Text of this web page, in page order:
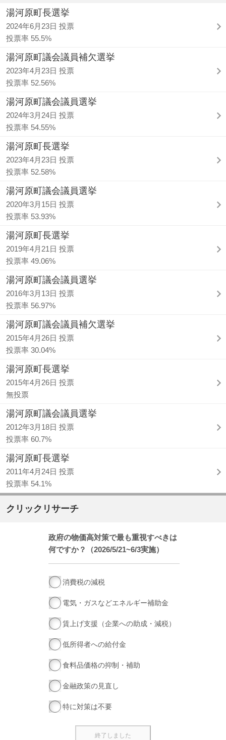
湯河原町長選挙
2024年6月23日 投票
投票率 55.5%
湯河原町議会議員補欠選挙
2023年4月23日 投票
投票率 52.56%
湯河原町議会議員選挙
2024年3月24日 投票
投票率 54.55%
湯河原町長選挙
2023年4月23日 投票
投票率 52.58%
湯河原町議会議員選挙
2020年3月15日 投票
投票率 53.93%
湯河原町長選挙
2019年4月21日 投票
投票率 49.06%
湯河原町議会議員選挙
2016年3月13日 投票
投票率 56.97%
湯河原町議会議員補欠選挙
2015年4月26日 投票
投票率 30.04%
湯河原町長選挙
2015年4月26日 投票
無投票
湯河原町議会議員選挙
2012年3月18日 投票
投票率 60.7%
湯河原町長選挙
2011年4月24日 投票
投票率 54.1%
クリックリサーチ
政府の物価高対策で最も重視すべきは
何ですか？（2026/5/21~6/3実施）
消費税の減税
電気・ガスなどエネルギー補助金
賃上げ支援（企業への助成・減税）
低所得者への給付金
食料品価格の抑制・補助
金融政策の見直し
特に対策は不要